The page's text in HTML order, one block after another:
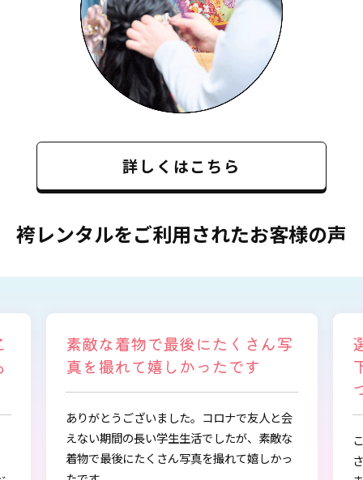
詳しくはこちら
袴レンタルをご利用されたお客様の声
選ぶ時から色々と親身になって
下さり、自分に似合うものを見
つけることができました
この度は、とても素敵な着物・袴をご提供下
さりありがとうございました。